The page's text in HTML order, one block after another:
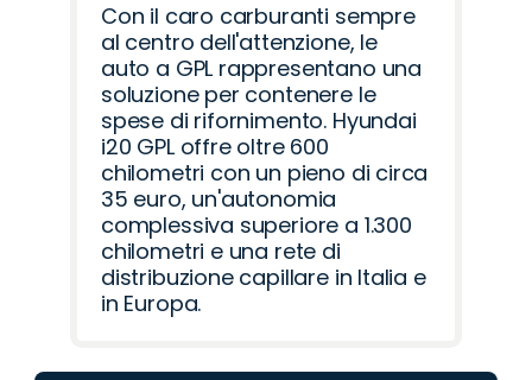
Con il caro carburanti sempre
al centro dell'attenzione, le
auto a GPL rappresentano una
soluzione per contenere le
spese di rifornimento. Hyundai
i20 GPL offre oltre 600
chilometri con un pieno di circa
35 euro, un'autonomia
complessiva superiore a 1.300
chilometri e una rete di
distribuzione capillare in Italia e
in Europa.